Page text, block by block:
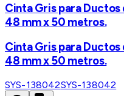
Cinta Gris para Ductos
48 mm x 50 metros.
Cinta Gris para Ductos
48 mm x 50 metros.
SYS-138042SYS-138042